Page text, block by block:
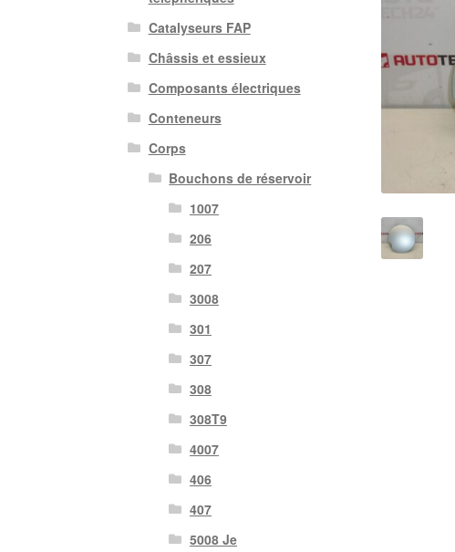
Catalyseurs FAP
Châssis et essieux
Composants électriques
Conteneurs
Corps
Bouchons de réservoir
1007
206
207
3008
301
307
308
308T9
4007
406
407
5008 Je